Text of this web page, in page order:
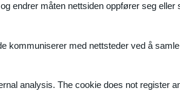
endrer måten nettsiden oppfører seg
kommuniserer med nettsteder ved å
analysis. The cookie does not register